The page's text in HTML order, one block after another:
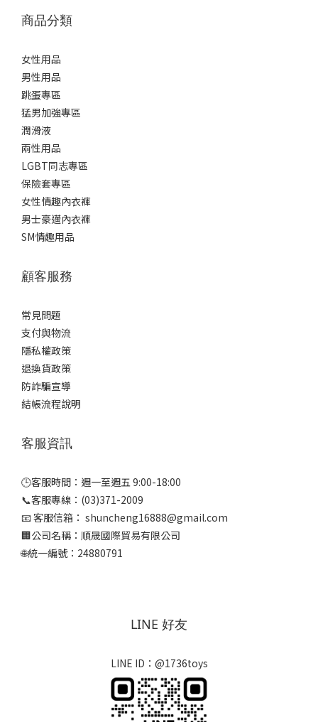
商品分類
女性用品
男性用品
跳蛋專區
猛男加強專區
潤滑液
兩性用品
LGBT同志專區
保險套專區
女性情趣內衣褲
男士豪邁內衣褲
SM情趣用品
顧客服務
常見問題
支付與物流
隱私權政策
退換貨政策
防詐騙宣導
結帳流程說明
客服資訊
🕒客服時間：週一至週五 9:00-18:00
📞客服專線：(03)371-2009
📧 客服信箱： shuncheng16888@gmail.com
🏢公司名稱：順晟國際貿易有限公司
🌐統一編號：24880791
LINE 好友
LINE ID：@1736toys